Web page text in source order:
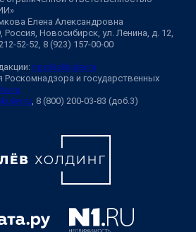
Елена Александровна
Новосибирск, ул. Ленина, д. 12,
52-52, 8 (923) 157-00-00
ngs@shkulev.ru
и государственных
, 8 (800) 200-03-83 (доб.3)